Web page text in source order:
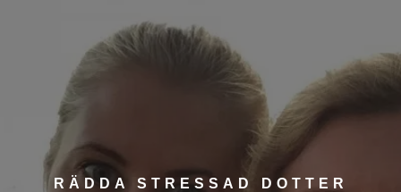
RÄDDA STRESSAD DOTTER